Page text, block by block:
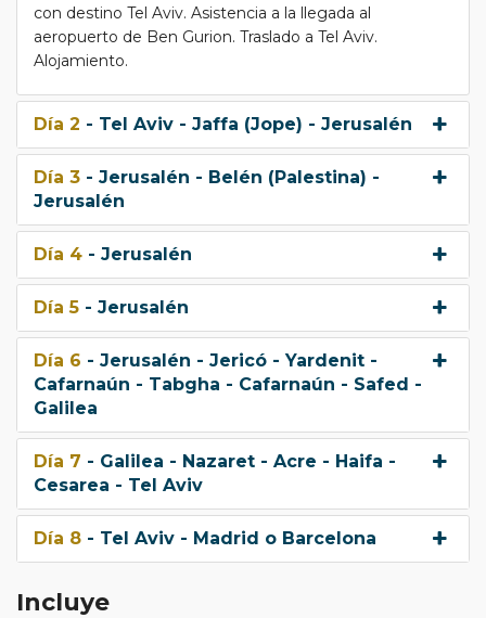
con destino Tel Aviv. Asistencia a la llegada al
aeropuerto de Ben Gurion. Traslado a Tel Aviv.
Alojamiento.
Día 2 - Tel Aviv - Jaffa (Jope) - Jerusalén
Día 3 - Jerusalén - Belén (Palestina) -
Jerusalén
Día 4 - Jerusalén
Día 5 - Jerusalén
Día 6 - Jerusalén - Jericó - Yardenit -
Cafarnaún - Tabgha - Cafarnaún - Safed -
Galilea
Día 7 - Galilea - Nazaret - Acre - Haifa -
Cesarea - Tel Aviv
Día 8 - Tel Aviv - Madrid o Barcelona
Incluye